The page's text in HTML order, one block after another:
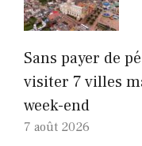
Sans payer de
visiter 7 villes
week-end
7 août 2026